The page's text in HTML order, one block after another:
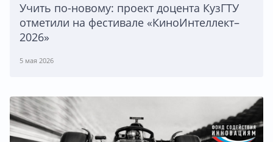
Учить по-новому: проект доцента КузГТУ
отметили на фестивале «КиноИнтеллект–
2026»
5 мая 2026